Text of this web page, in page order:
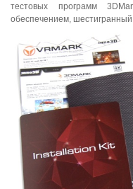
тестовых программ
обеспечением,